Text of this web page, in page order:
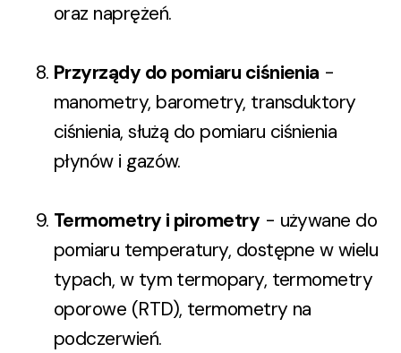
oraz naprężeń.
Przyrządy do pomiaru ciśnienia -
manometry, barometry, transduktory
ciśnienia, służą do pomiaru ciśnienia
płynów i gazów.
Termometry i pirometry - używane do
pomiaru temperatury, dostępne w wielu
typach, w tym termopary, termometry
oporowe (RTD), termometry na
podczerwień.